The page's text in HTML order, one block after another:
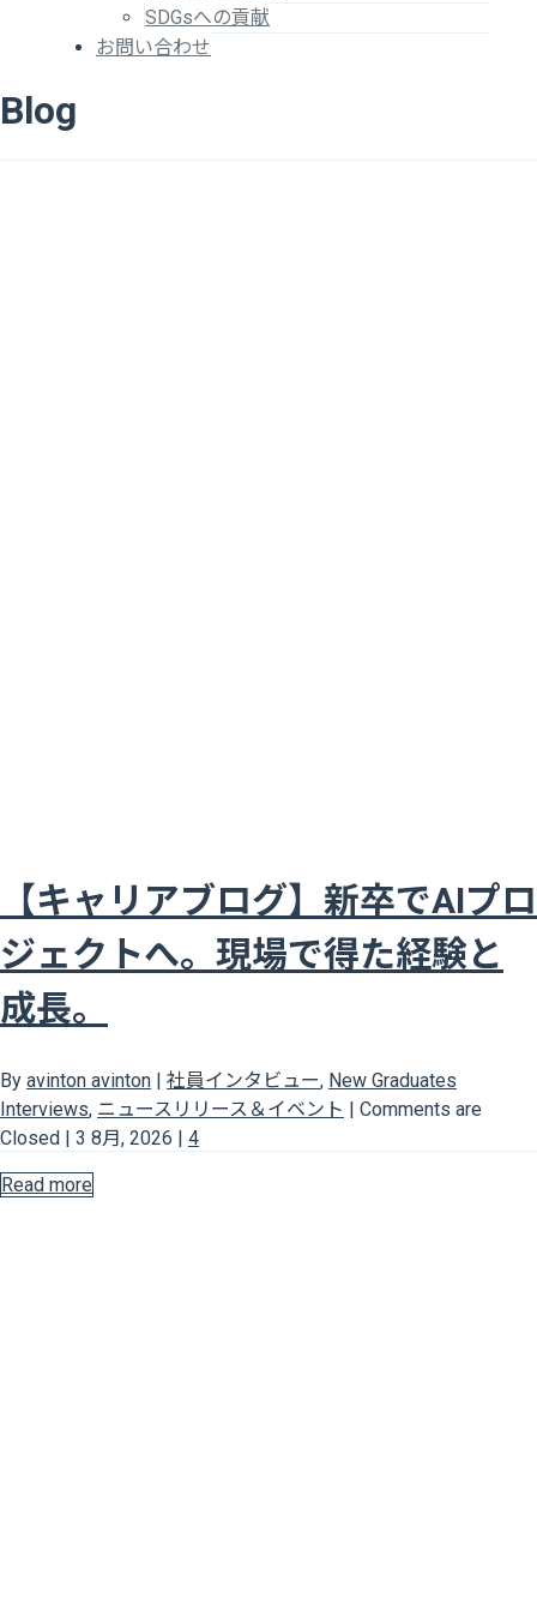
SDGsへの貢献
お問い合わせ
Blog
【キャリアブログ】新卒でAIプロ
ジェクトへ。現場で得た経験と
成長。
By avinton avinton 社員インタビュー, New Graduates
Interviews, ニュースリリース＆イベント
Comments are
Closed
3 8月, 2026 4
Read more